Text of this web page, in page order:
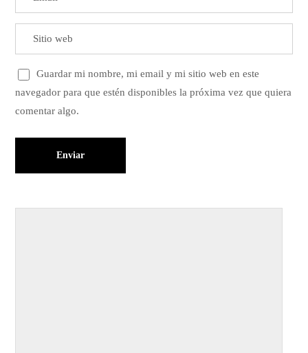
Guardar mi nombre, mi email y mi sitio web en este
navegador para que estén disponibles la próxima vez que quiera
comentar algo.